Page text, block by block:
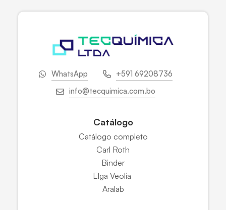
WhatsApp
+591 69208736
info@tecquimica.com.bo
Catálogo
Catálogo completo
Carl Roth
Binder
Elga Veolia
Aralab